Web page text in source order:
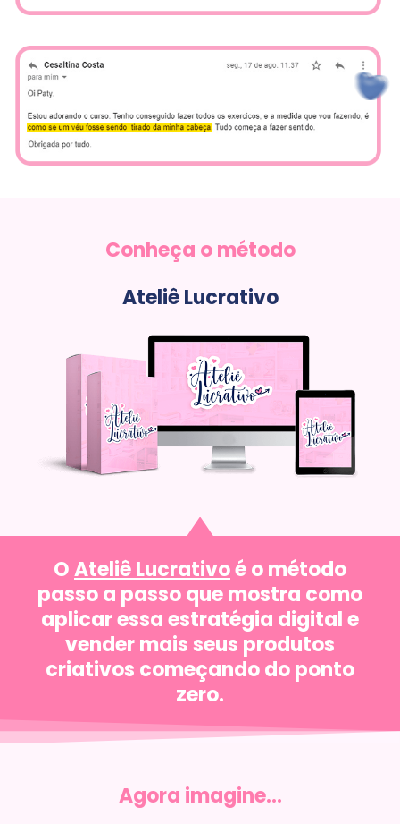
Conheça o método
Ateliê Lucrativo
OAteliê Lucrativoé o método
passo a passo que mostra como
aplicar essa estratégia digital e
vender mais seus produtos
criativos começando do ponto
zero.
Agora imagine...